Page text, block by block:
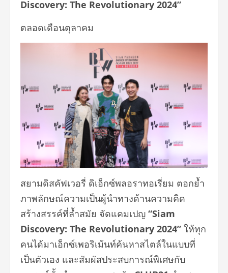
Discovery: The Revolutionary 2024”
ตลอดเดือนตุลาคม
สยามดิสคัฟเวอรี่ ดิเอ็กซ์พลอราทอเรี่ยม ตอกย้ำ
ภาพลักษณ์ความเป็นผู้นำทางด้านความคิด
สร้างสรรค์ที่ล้ำสมัย จัดแคมเปญ “Siam
Discovery: The Revolutionary 2024” ให้ทุก
คนได้มาเอ็กซ์เพอริเม้นท์ค้นหาสไตล์ในแบบที่
เป็นตัวเอง และสัมผัสประสบการณ์พิเศษกับ